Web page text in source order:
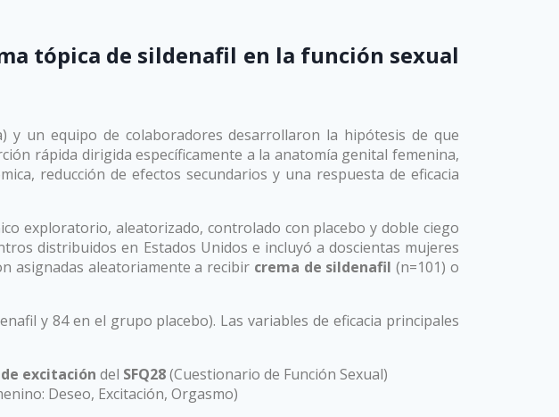
tópica de sildenafil en la función sexual
y un equipo de colaboradores desarrollaron la hipótesis de que
rápida dirigida específicamente a la anatomía genital femenina,
reducción de efectos secundarios y una respuesta de eficacia
exploratorio, aleatorizado, controlado con placebo y doble ciego
distribuidos en Estados Unidos e incluyó a doscientas mujeres
asignadas aleatoriamente a recibir crema de sildenafil (n=101) o
y 84 en el grupo placebo). Las variables de eficacia principales
excitación del SFQ28(Cuestionario de Función Sexual)
Deseo, Excitación, Orgasmo)